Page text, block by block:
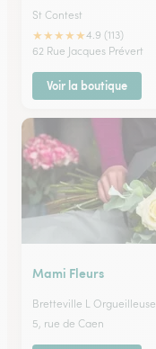
St Contest
★★★★★4.9 (113)
62 Rue Jacques Prévert
Voir la boutique
Mami Fleurs
Bretteville L Orgueilleuse
5, rue de Caen